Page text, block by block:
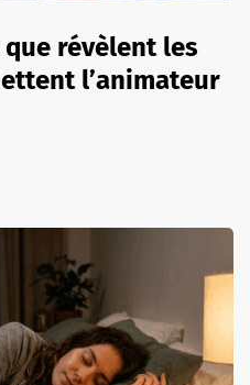
révèlent les
l’animateur